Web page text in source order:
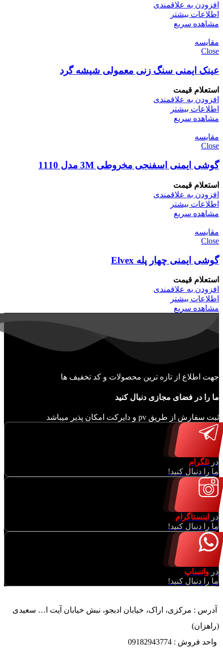
افزودن به علاقمندی
اطلاعات بیشتر
مشاهده سریع
مقایسه
Close
عینک ایمنی سنگ زنی معمولی شیشه گرد
استعلام قیمت
افزودن به علاقمندی
اطلاعات بیشتر
مشاهده سریع
مقایسه
Close
گوشی ایمنی اسفنجی مخروطی 3M مدل 1110
استعلام قیمت
افزودن به علاقمندی
اطلاعات بیشتر
مشاهده سریع
مقایسه
Close
گوشی ایمنی چهار پله Elvex
استعلام قیمت
افزودن به علاقمندی
اطلاعات بیشتر
مشاهده سریع
جهت اطلاع از تازه ترین محصولات و کد تخفیف ها
ما را در فضای مجازی دنبال کنید
ثبت سفارش از طریق pv و دایرکت امکان پذیر میباشد
درتلگرام
ما را دنبال کنید!
در
اینستاگرام
ما را دنبال کنید!
در واتساپ
ما را دنبال کنید!
آدرس : مرکزی، اراک، خیابان ادبجو، نبش خیابان آیت ا… سعیدی
(راهزان)
واحد فروش : 09182943774